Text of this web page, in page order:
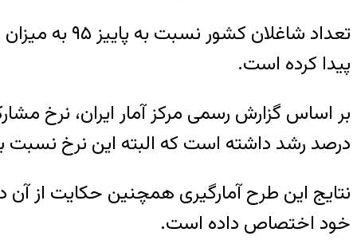
پیدا کرده است.
درصد رشد داشته است که البته این نرخ نسبت به تابستان امسال ۰.۹
خود اختصاص داده است.